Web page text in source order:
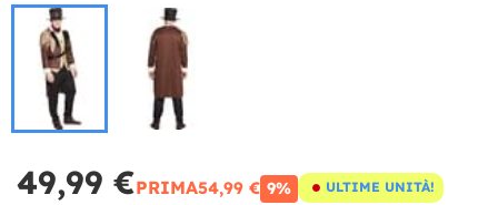
49,99 €PRIMA54,99 € 9% ULTIME UNITÀ!